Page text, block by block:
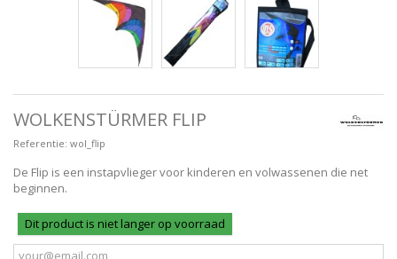
WOLKENSTÜRMER FLIP
Referentie: wol_flip
De Flip is een instapvlieger voor kinderen en volwassenen die net
beginnen.
Dit product is niet langer op voorraad